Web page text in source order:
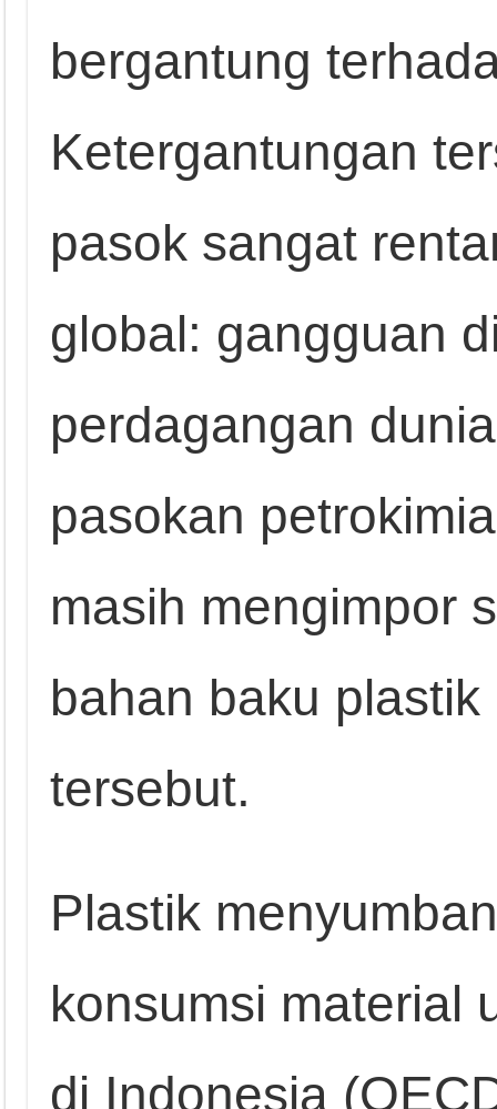
bergantung
Ketergantungan
pasok sangat
global: gangguan
perdagangan
pasokan
masih mengimpor
bahan baku
tersebut.
Plastik
konsumsi material
di Indonesia